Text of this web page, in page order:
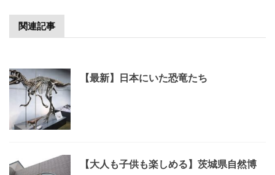
関連記事
【最新】日本にいた恐竜たち
【大人も子供も楽しめる】茨城県自然博